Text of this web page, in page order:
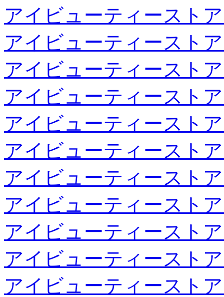
アイビューティースト
アイビューティースト
アイビューティースト
アイビューティースト
アイビューティースト
アイビューティースト
アイビューティースト
アイビューティースト
アイビューティースト
アイビューティースト
アイビューティースト